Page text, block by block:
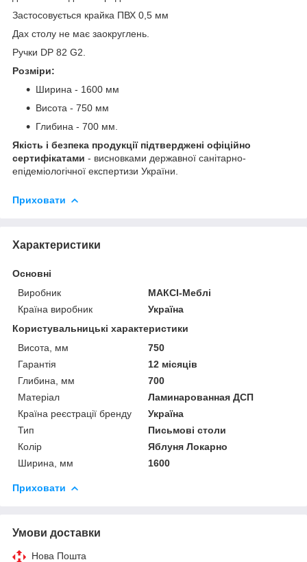
Застосовується крайка ПВХ 0,5 мм
Дах столу не має заокруглень.
Ручки DP 82 G2.
Розміри:
Ширина - 1600 мм
Висота - 750 мм
Глибина - 700 мм.
Якість і безпека продукції підтверджені офіційно
сертифікатами - висновками державної санітарно-
епідеміологічної експертизи України.
Приховати
Характеристики
Основні
Виробник
МАКСІ-Меблі
Країна виробник
Україна
Користувальницькі характеристики
Висота, мм
750
Гарантія
12 місяців
Глибина, мм
700
Матеріал
Ламинарованная ДСП
Країна реєстрації бренду
Україна
Тип
Письмові столи
Колір
Яблуня Локарно
Ширина, мм
1600
Приховати
Умови доставки
Нова Пошта